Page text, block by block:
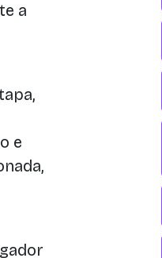
a
e